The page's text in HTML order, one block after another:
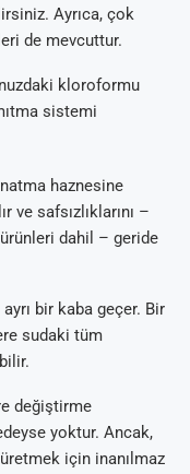
Ayrıca, çok
de mevcuttur.
kloroformu
sistemi
haznesine
ve safsızlıklarını –
dahil – geride
bir kaba geçer. Bir
sudaki tüm
değiştirme
yoktur. Ancak,
için inanılmaz